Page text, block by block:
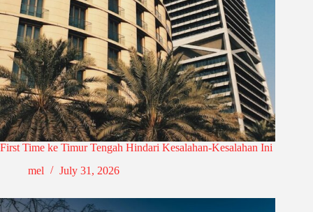
First Time ke Timur Tengah Hindari Kesalahan-Kesalahan Ini
mel
July 31, 2026